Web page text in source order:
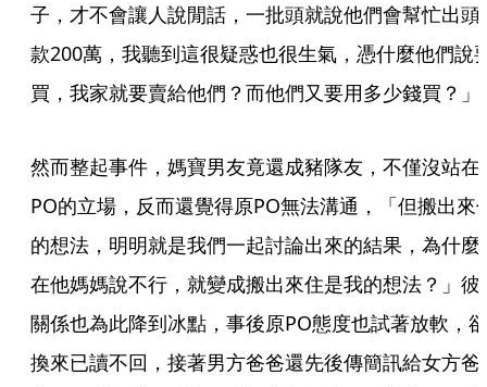
子，才不會讓人說閒話，一批頭就說他們會幫忙出頭
款200萬，我聽到這很疑惑也很生氣，憑什麼他們說
買，我家就要賣給他們？而他們又要用多少錢買？」
然而整起事件，媽寶男友竟還成豬隊友，不僅沒站在
PO的立場，反而還覺得原PO無法溝通，「但搬出來
的想法，明明就是我們一起討論出來的結果，為什麼
在他媽媽說不行，就變成搬出來住是我的想法？」彼
關係也為此降到冰點，事後原PO態度也試著放軟，卻
換來已讀不回，接著男方爸爸還先後傳簡訊給女方爸